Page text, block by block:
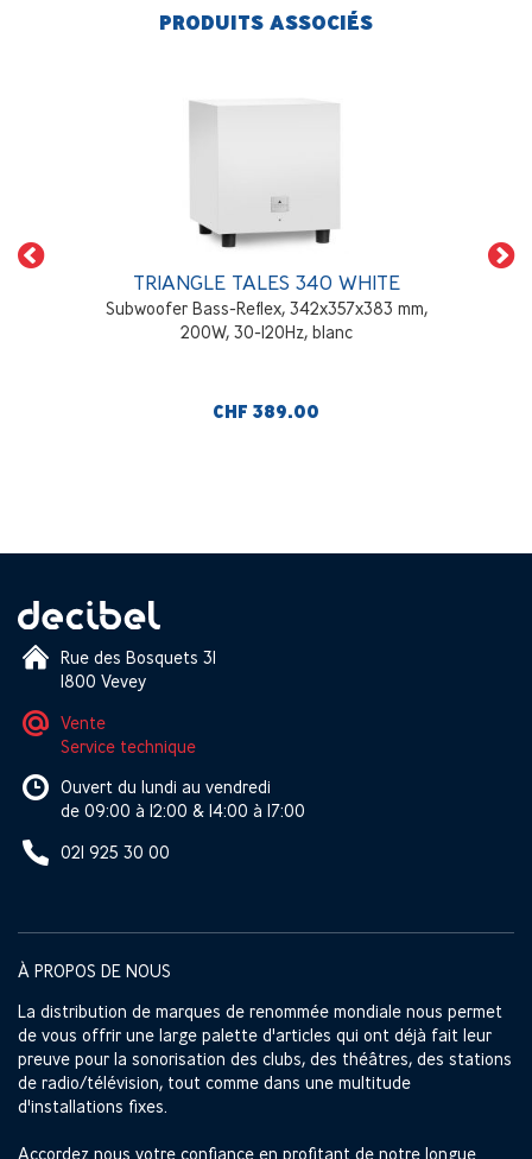
PRODUITS ASSOCIÉS
TRIANGLE TALES 340 WHITE
Subwoofer Bass-Reflex, 342x357x383 mm,
200W, 30-120Hz, blanc
CHF 389.00
Rue des Bosquets 31
1800 Vevey
Vente
Service technique
Ouvert du lundi au vendredi
de 09:00 à 12:00 & 14:00 à 17:00
021 925 30 00
À PROPOS DE NOUS
La distribution de marques de renommée mondiale nous permet
de vous offrir une large palette d'articles qui ont déjà fait leur
preuve pour la sonorisation des clubs, des théâtres, des stations
de radio/télévision, tout comme dans une multitude
d'installations fixes.
Accordez nous votre confiance en profitant de notre longue